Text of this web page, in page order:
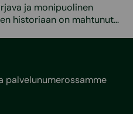
ja monipuolinen
historiaan on mahtunut…
palvelunumerossamme